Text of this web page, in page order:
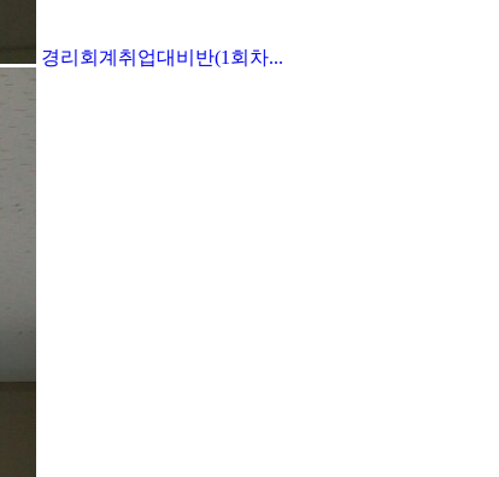
경리회계취업대비반(1회차...